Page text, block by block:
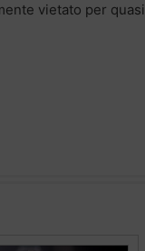
vietato per quasi